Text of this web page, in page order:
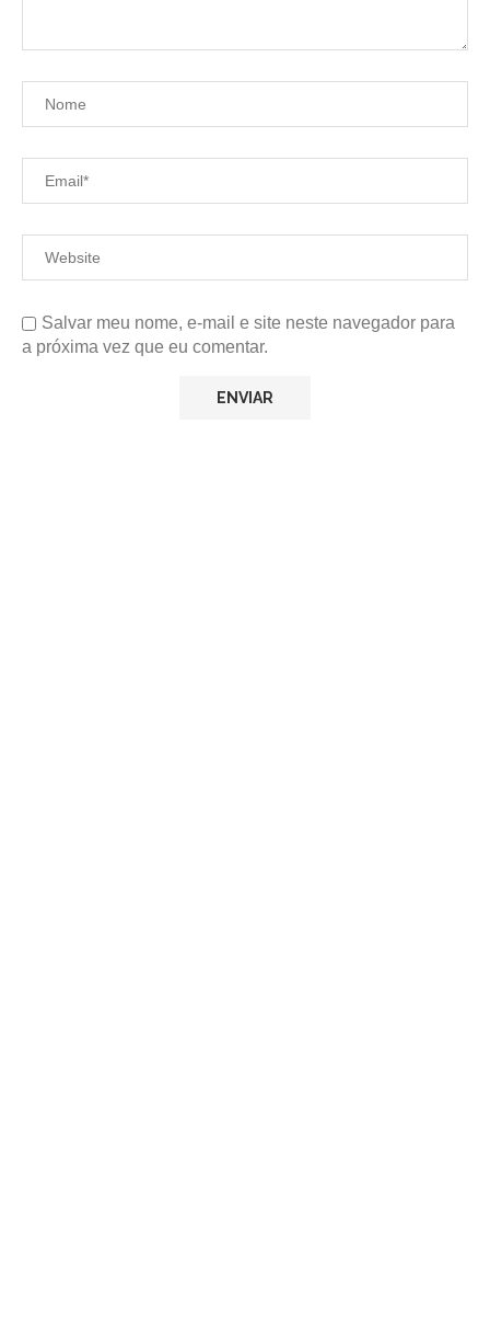
Salvar meu nome, e-mail e site neste navegador para
a próxima vez que eu comentar.